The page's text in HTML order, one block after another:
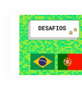
Páginas